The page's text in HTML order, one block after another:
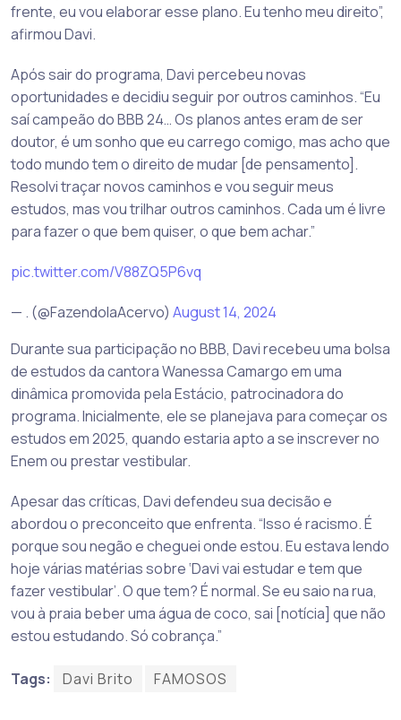
frente, eu vou elaborar esse plano. Eu tenho meu direito”,
afirmou Davi.
Após sair do programa, Davi percebeu novas
oportunidades e decidiu seguir por outros caminhos. “Eu
saí campeão do BBB 24… Os planos antes eram de ser
doutor, é um sonho que eu carrego comigo, mas acho que
todo mundo tem o direito de mudar [de pensamento].
Resolvi traçar novos caminhos e vou seguir meus
estudos, mas vou trilhar outros caminhos. Cada um é livre
para fazer o que bem quiser, o que bem achar.”
pic.twitter.com/V88ZQ5P6vq
— . (@FazendolaAcervo) August 14, 2024
Durante sua participação no BBB, Davi recebeu uma bolsa
de estudos da cantora Wanessa Camargo em uma
dinâmica promovida pela Estácio, patrocinadora do
programa. Inicialmente, ele se planejava para começar os
estudos em 2025, quando estaria apto a se inscrever no
Enem ou prestar vestibular.
Apesar das críticas, Davi defendeu sua decisão e
abordou o preconceito que enfrenta. “Isso é racismo. É
porque sou negão e cheguei onde estou. Eu estava lendo
hoje várias matérias sobre ‘Davi vai estudar e tem que
fazer vestibular’. O que tem? É normal. Se eu saio na rua,
vou à praia beber uma água de coco, sai [notícia] que não
estou estudando. Só cobrança.”
Tags: Davi Brito FAMOSOS